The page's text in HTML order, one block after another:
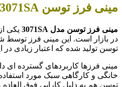
مینی فرز توسن 3071SA
مینی فرز توسن مدل 3071SA یکی
در بازار است. این مینی فرز توسط
توسن تولید شده که اعتبار زیادی در
مینی فرزها کاربردهای گسترده ای
خانگی و کارگاهی سبک مورد
توسن هم به دلیل کارایی فوق